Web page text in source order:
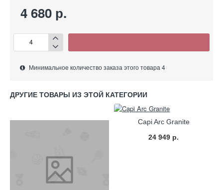
4 680 р.
Минимальное количество заказа этого товара 4
ДРУГИЕ ТОВАРЫ ИЗ ЭТОЙ КАТЕГОРИИ
Capi Arc Granite
24 949 р.